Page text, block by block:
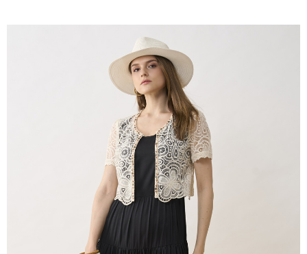
3.實際核准額度、可分期數及費用金額請依後續交易確認頁面所載為準。
4.訂單成立30分鐘內，如未前往確認交易或遇審核未通過，訂單將自動取
消。如遇「轉專審核」未通過狀況，表示未達大哥付你分期系統評分，恕無
1.分期款項不併入電信帳單，「大哥付你分期」於每月結算日後寄送繳費提
2.透過簡訊連結打開帳單後，可選擇「超商條碼／台灣大直營門市／銀行轉
帳／街口支付／iPASS MONEY」等通路繳費。
1.本服務係由「台灣大哥大股份有限公司」（以下簡稱本公司）所提供，讓
用戶於交易時，得透過本服務購買商品或服務，並由商店將買賣／分期付款
買賣價金債權讓與本公司後，依約使用本公司帳單繳交帳款。
2.基於同意付款使用「大哥付你分期」之契約關係目的，商店將以您的個人
資料（包含姓名、電話或地址）提供予台灣大哥大進項蒐集、處理及利用，
由本公司與您本人進行分期帳單所需資料之確認、核對及更正。
3.完整用戶服務條款，請詳閱以下連結： https://oppay.tw/userRule
１．簡單：不需註冊會員、不需綁卡、不需儲值。
２．便利：只要手機號碼，簡訊認證，即可結帳。
３．安心：先確認商品／服務後，再付款。
【「AFTEE先享後付」結帳流程】
１．於結帳方式選擇「AFTEE先享後付」後，將跳轉至「AFTEE先享後付」
結帳頁面，進行簡訊認證並確認金額後，即可完成結帳。
２．訂單成立數日內，您將收到繳費通知簡訊。
３．收到繳費通知簡訊後14天內，點擊此簡訊中的連結，可透過四大超商／
ATM／網路銀行／等多元方式進行付款，方視為交易完成。
※ 請注意：結帳手續完成當下不需立刻繳費，但若您需要取消訂單，請聯絡
購買商品的店家。未經商家同意取消之訂單仍視為有效，需透過AFTEE先享
※ 交易是否成功請以「AFTEE先享後付 」之結帳頁面顯示為準，若有關於
是否繳費成功／繳費後需取消欲退款等相關疑問，請聯繫「AFTEE先享後付
https://netprotections.freshdesk.com/support/home
每筆NT$120，滿NT$2,000(含以上)免運費
每筆NT$120，滿NT$2,000(含以上)免運費
每筆NT$120，滿NT$2,000(含以上)免運費